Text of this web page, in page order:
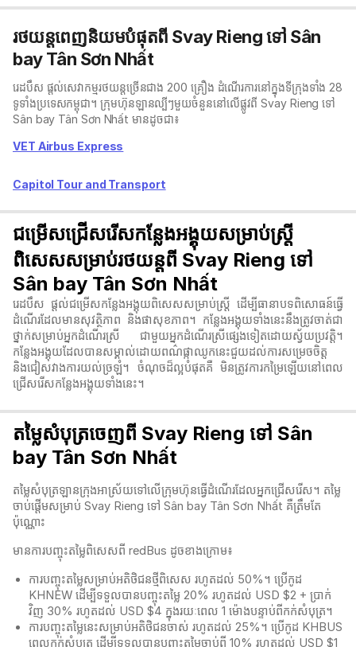
រថយន្តពេញនិយមបំផុតពី Svay Rieng ទៅ Sân
bay Tân Sơn Nhất
រេដបឹស ផ្តល់សេវាកម្មរថយន្តច្រើនជាង 200 គ្រឿង ដំណើរការនៅក្នុងទីក្រុងទាំង 28
ទូទាំងប្រទេសកម្ពុជា។ ក្រុមហ៊ុនឡានល្បីៗមួយចំនួននៅលើផ្លូវពី Svay Rieng ទៅ
Sân bay Tân Sơn Nhất មានដូចជា៖
VET Airbus Express
Capitol Tour and Transport
ជម្រើសជ្រើសរើសកន្លែងអង្គុយសម្រាប់ស្ត្រី
ពិសេសសម្រាប់រថយន្តពី Svay Rieng ទៅ
Sân bay Tân Sơn Nhất
រេដបឹស ផ្តល់ជម្រើសកន្លែងអង្គុយពិសេសសម្រាប់ស្ត្រី ដើម្បីធានាបទពិសោធន៍ធ្វើ
ដំណើរដែលមានសុវត្ថិភាព និងផាសុខភាព។ កន្លែងអង្គុយទាំងនេះនឹងត្រូវចាត់ជា
ថ្នាក់សម្រាប់អ្នកដំណើរស្រី ជាមួយអ្នកដំណើរស្រីផ្សេងទៀតដោយស្វ័យប្រវត្តិ។
កន្លែងអង្គុយដែលបានសម្គាល់ដោយពណ៌ផ្កាឈូកនេះជួយដល់ការសម្រេចចិត្ត
និងជៀសវាងការយល់ច្រឡំ។ ចំណុចដ៏ល្អបំផុតគឺ មិនត្រូវការកម្រៃឡើយនៅពេល
ជ្រើសរើសកន្លែងអង្គុយទាំងនេះ។
តម្លៃសំបុត្រចេញពី Svay Rieng ទៅ Sân
bay Tân Sơn Nhất
តម្លៃសំបុត្រឡានក្រុងអាស្រ័យទៅលើក្រុមហ៊ុនធ្វើដំណើរដែលអ្នកជ្រើសរើស។ តម្លៃ
ចាប់ផ្តើមសម្រាប់ Svay Rieng ទៅ Sân bay Tân Sơn Nhất គឺត្រឹមតែ
ប៉ុណ្ណោះ
មានការបញ្ចុះតម្លៃពិសេសពី redBus ដូចខាងក្រោម៖
ការបញ្ចុះតម្លៃសម្រាប់អតិថិជនថ្មីពិសេស រហូតដល់ 50%។ ប្រើកូដ
KHNEW ដើម្បីទទួលបានបញ្ចុះតម្លៃ 20% រហូតដល់ USD $2 + ប្រាក់
វិញ 30% រហូតដល់ USD $4 ក្នុងរយៈពេល 1 ម៉ោងបន្ទាប់ពីកក់សំបុត្រ។
ការបញ្ចុះតម្លៃនេះសម្រាប់អតិថិជនចាស់ រហូតដល់ 25%។ ប្រើកូដ KHBUS
ពេលកក់សំបុត្ រ ដើម្បីទទួលបានបញ្ចុះតម្លៃចាប់ពី 10% រហូតដល់ USD $1